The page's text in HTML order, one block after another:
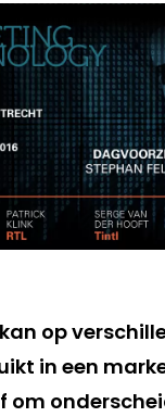
op
in een
om